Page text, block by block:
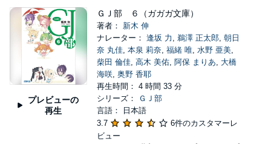
プレビューの
再生
ＧＪ部 ６（ガガガ文庫）
著者： 新木 伸
ナレーター： 逢坂 力 , 鵜澤 正太郎, 朝日
奈 丸佳, 本泉 莉奈, 福緒 唯, 水野 亜美,
柴田 倫佳, 高木 美佑, 阿保 まりあ, 大橋
海咲, 奥野 香耶
再生時間： 4 時間 33 分
シリーズ：
ＧＪ部
言語： 日本語
3.7
6件のカスタマーレ
ビュー